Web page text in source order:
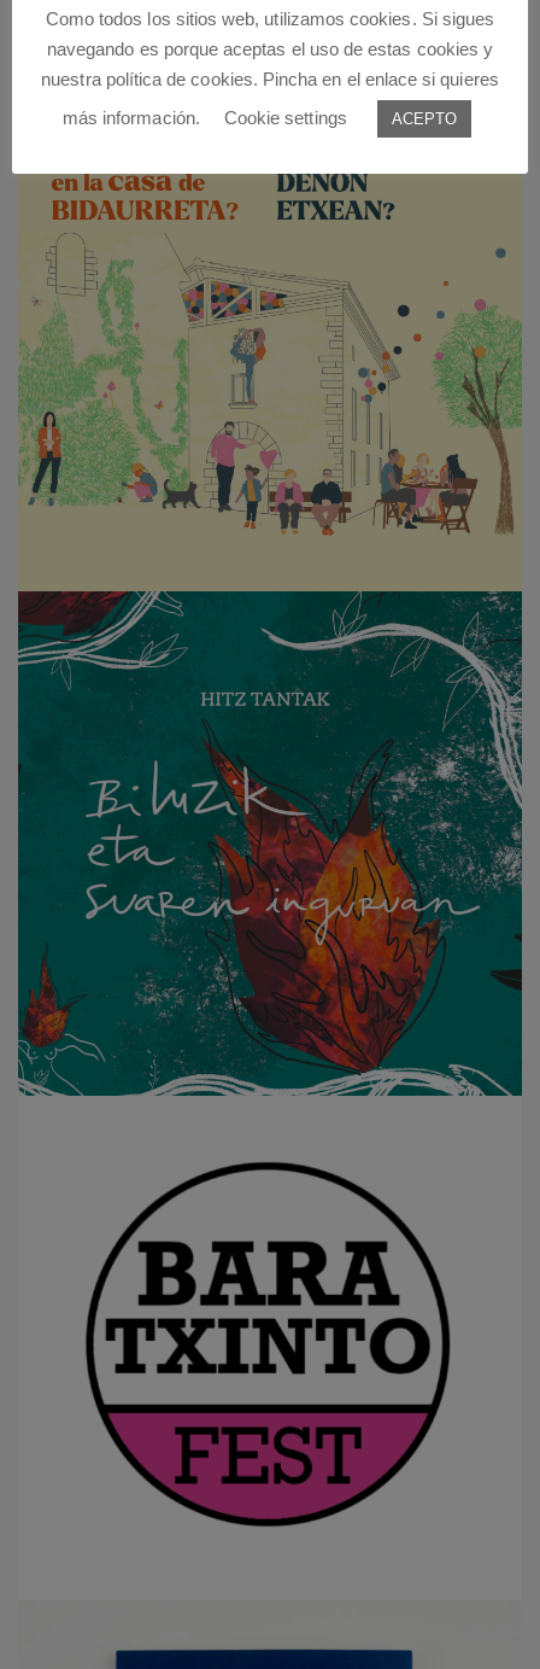
Como todos los sitios web, utilizamos cookies. Si sigues
navegando es porque aceptas el uso de estas cookies y
nuestra política de cookies. Pincha en el enlace si quieres
más información.
Cookie settings ACEPTO